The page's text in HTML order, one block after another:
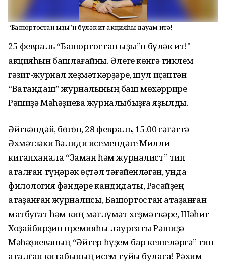
“Башҡортостан ҡыҙы”н бүләк ит акцияһы дауам итә!
25 февраль “Башҡортостан ҡыҙы”н бүләк ит!"
акцияһын башлағайныҡ. Әлеге көнгә тиклем
гәзит-журнал хеҙмәткәрҙәре, шул иҫәптән
“Ватандаш” журналының баш мөхәррире
Рәшиҙә Мәһәҙиева журналыбыҙға яҙылды.
Әйткәндәй, бөгөн, 28 февраль, 15.00 сәғәттә
Әхмәтзәки Вәлиди исемендәге Милли
китапханала “Заман һәм журналист” тип
аталған түңәрәк өҫтәл тәғәйенләгән, унда
филология фәндәре кандидаты, Рәсәйҙең
атҡаҙанған журналисы, Башҡортостан атҡаҙанған
матбуғат һәм киң мәғлүмәт хеҙмәткәре, Шәһит
Хоҙайбирҙин премияһы лауреаты Рәшиҙә
Мәһәҙиеваның “Әйтер һүҙем бар кешеләргә” тип
аталған китабының исем туйы буласаҡ! Рәхим